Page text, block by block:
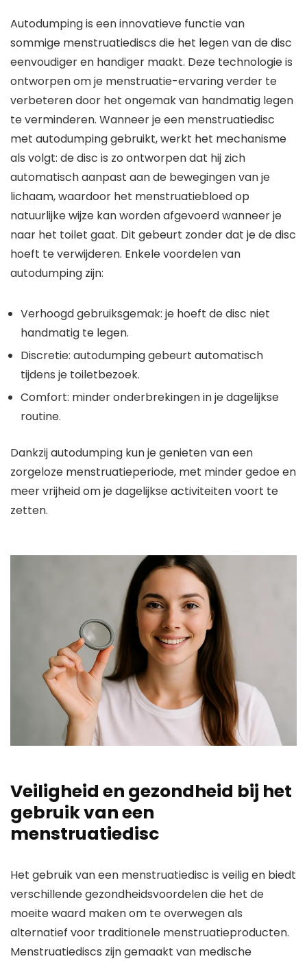
Autodumping is een innovatieve functie van
sommige menstruatiediscs die het legen van de disc
eenvoudiger en handiger maakt. Deze technologie is
ontworpen om je menstruatie-ervaring verder te
verbeteren door het ongemak van handmatig legen
te verminderen. Wanneer je een menstruatiedisc
met autodumping gebruikt, werkt het mechanisme
als volgt: de disc is zo ontworpen dat hij zich
automatisch aanpast aan de bewegingen van je
lichaam, waardoor het menstruatiebloed op
natuurlijke wijze kan worden afgevoerd wanneer je
naar het toilet gaat. Dit gebeurt zonder dat je de disc
hoeft te verwijderen. Enkele voordelen van
autodumping zijn:
Verhoogd gebruiksgemak: je hoeft de disc niet
handmatig te legen.
Discretie: autodumping gebeurt automatisch
tijdens je toiletbezoek.
Comfort: minder onderbrekingen in je dagelijkse
routine.
Dankzij autodumping kun je genieten van een
zorgeloze menstruatieperiode, met minder gedoe en
meer vrijheid om je dagelijkse activiteiten voort te
zetten.
Veiligheid en gezondheid bij het
gebruik van een
menstruatiedisc
Het gebruik van een menstruatiedisc is veilig en biedt
verschillende gezondheidsvoordelen die het de
moeite waard maken om te overwegen als
alternatief voor traditionele menstruatieproducten.
Menstruatiediscs zijn gemaakt van medische